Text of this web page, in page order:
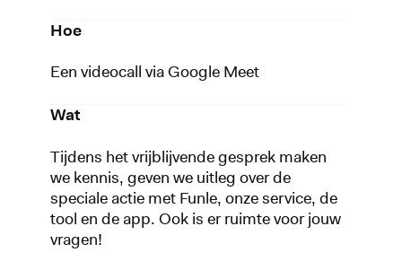
Hoe
Een videocall via Google Meet
Wat
Tijdens het vrijblijvende gesprek maken
we kennis, geven we uitleg over de
speciale actie met Funle, onze service, de
tool en de app. Ook is er ruimte voor jouw
vragen!